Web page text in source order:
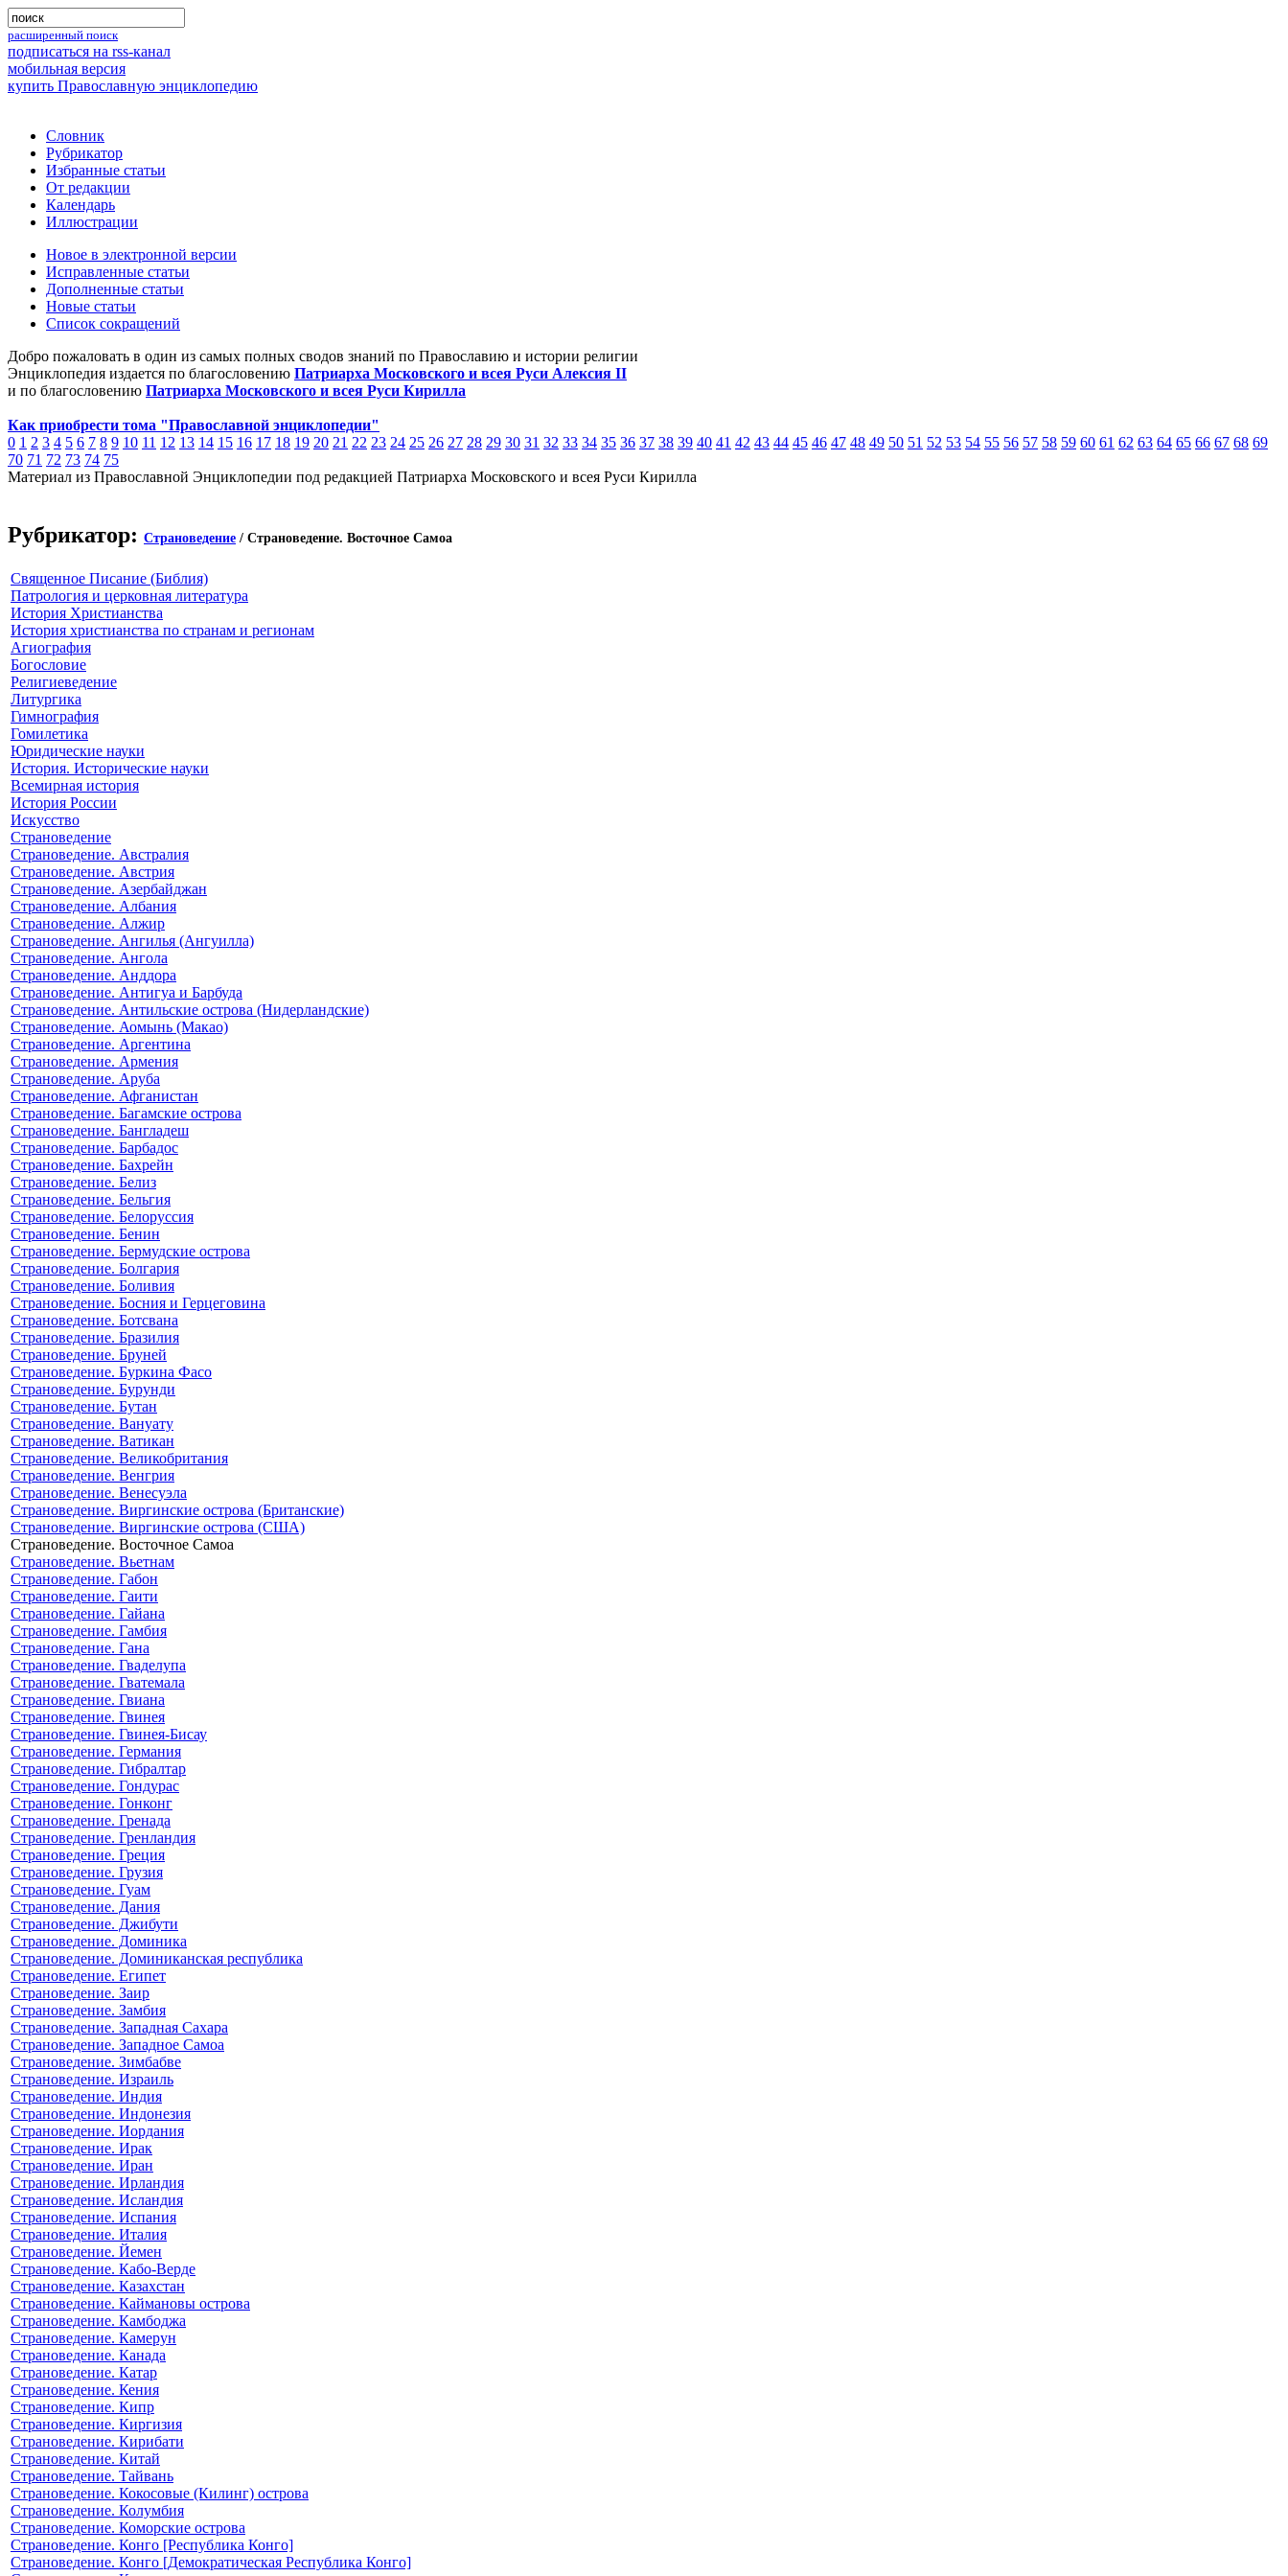
расширенный поиск
подписаться на rss-канал
мобильная версия
купить Православную энциклопедию
Словник
Рубрикатор
Избранные статьи
От редакции
Календарь
Иллюстрации
Новое в электронной версии
Исправленные статьи
Дополненные статьи
Новые статьи
Список сокращений
Добро пожаловать в один из самых полных сводов знаний по Православию и истории религии
Энциклопедия издается по благословению Патриарха Московского и всея Руси Алексия II
и по благословению Патриарха Московского и всея Руси Кирилла
Как приобрести тома "Православной энциклопедии"
0 1 2 3 4 5 6 7 8 9 10 11 12 13 14 15 16 17 18 19 20 21 22 23 24 25 26 27 28 29 30 31 32 33 34 35 36 37 38 39 40 41 42 43 44 45 46 47 48 49 50 51 52 53 54 55 56 57 58 59 60 61 62 63 64 65 66 67 68 69
70 71 72 73 74 75
Материал из Православной Энциклопедии под редакцией Патриарха Московского и всея Руси Кирилла
Рубрикатор: Страноведение / Страноведение. Восточное Самоа
Священное Писание (Библия)
Патрология и церковная литература
История Христианства
История христианства по странам и регионам
Агиография
Богословие
Религиеведение
Литургика
Гимнография
Гомилетика
Юридические науки
История. Исторические науки
Всемирная история
История России
Искусство
Страноведение
Страноведение. Австралия
Страноведение. Австрия
Страноведение. Азербайджан
Страноведение. Албания
Страноведение. Алжир
Страноведение. Ангилья (Ангуилла)
Страноведение. Ангола
Страноведение. Анддора
Страноведение. Антигуа и Барбуда
Страноведение. Антильские острова (Нидерландские)
Страноведение. Аомынь (Макао)
Страноведение. Аргентина
Страноведение. Армения
Страноведение. Аруба
Страноведение. Афганистан
Страноведение. Багамские острова
Страноведение. Бангладеш
Страноведение. Барбадос
Страноведение. Бахрейн
Страноведение. Белиз
Страноведение. Бельгия
Страноведение. Белоруссия
Страноведение. Бенин
Страноведение. Бермудские острова
Страноведение. Болгария
Страноведение. Боливия
Страноведение. Босния и Герцеговина
Страноведение. Ботсвана
Страноведение. Бразилия
Страноведение. Бруней
Страноведение. Буркина Фасо
Страноведение. Бурунди
Страноведение. Бутан
Страноведение. Вануату
Страноведение. Ватикан
Страноведение. Великобритания
Страноведение. Венгрия
Страноведение. Венесуэла
Страноведение. Виргинские острова (Британские)
Страноведение. Виргинские острова (США)
Страноведение. Восточное Самоа
Страноведение. Вьетнам
Страноведение. Габон
Страноведение. Гаити
Страноведение. Гайана
Страноведение. Гамбия
Страноведение. Гана
Страноведение. Гваделупа
Страноведение. Гватемала
Страноведение. Гвиана
Страноведение. Гвинея
Страноведение. Гвинея-Бисау
Страноведение. Германия
Страноведение. Гибралтар
Страноведение. Гондурас
Страноведение. Гонконг
Страноведение. Гренада
Страноведение. Гренландия
Страноведение. Греция
Страноведение. Грузия
Страноведение. Гуам
Страноведение. Дания
Страноведение. Джибути
Страноведение. Доминика
Страноведение. Доминиканская республика
Страноведение. Египет
Страноведение. Заир
Страноведение. Замбия
Страноведение. Западная Сахара
Страноведение. Западное Самоа
Страноведение. Зимбабве
Страноведение. Израиль
Страноведение. Индия
Страноведение. Индонезия
Страноведение. Иордания
Страноведение. Ирак
Страноведение. Иран
Страноведение. Ирландия
Страноведение. Исландия
Страноведение. Испания
Страноведение. Италия
Страноведение. Йемен
Страноведение. Кабо-Верде
Страноведение. Казахстан
Страноведение. Каймановы острова
Страноведение. Камбоджа
Страноведение. Камерун
Страноведение. Канада
Страноведение. Катар
Страноведение. Кения
Страноведение. Кипр
Страноведение. Киргизия
Страноведение. Кирибати
Страноведение. Китай
Страноведение. Тайвань
Страноведение. Кокосовые (Килинг) острова
Страноведение. Колумбия
Страноведение. Коморские острова
Страноведение. Конго [Республика Конго]
Страноведение. Конго [Демократическая Республика Конго]